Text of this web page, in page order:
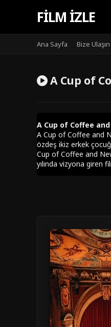
FILM IZLE
Ana Sayfa Bize Ulaşın
A Cup of
A Cup of Coffee
A Cup of Coffee and
özdeş ikiz erkek
Cup of Coffee and
yılında vizyona giren